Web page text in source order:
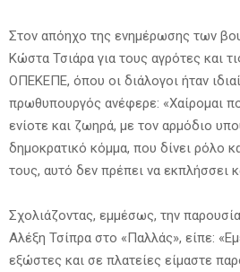
Στον απόηχο της ενημέρωσης των
Κώστα Τσιάρα για τους αγρότες και
ΟΠΕΚΕΠΕ, όπου οι διάλογοι ήταν
πρωθυπουργός ανέφερε: «Χαίρομαι
ενίοτε και ζωηρά, με τον αρμόδιο
δημοκρατικό κόμμα, που δίνει ρόλο
τους, αυτό δεν πρέπει να εκπλήσσει
Σχολιάζοντας, εμμέσως, την
Αλέξη Τσίπρα στο «Παλλάς», είπε:
εξώστες και σε πλατείες είμαστε